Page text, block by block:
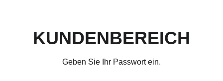
KUNDENBEREICH
Geben Sie Ihr Passwort ein.